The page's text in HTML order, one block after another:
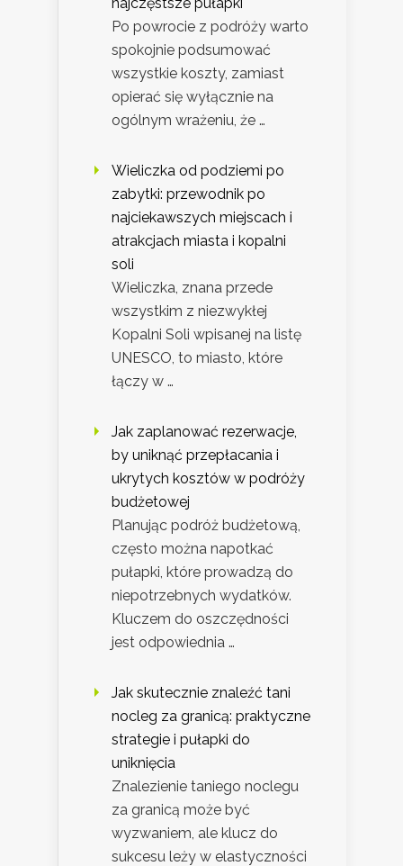
Po powrocie z podróży warto
spokojnie podsumować
wszystkie koszty, zamiast
opierać się wyłącznie na
ogólnym wrażeniu, że …
Wieliczka od podziemi po
zabytki: przewodnik po
najciekawszych miejscach i
atrakcjach miasta i kopalni
soli
Wieliczka, znana przede
wszystkim z niezwykłej
Kopalni Soli wpisanej na listę
UNESCO, to miasto, które
łączy w …
Jak zaplanować rezerwacje,
by uniknąć przepłacania i
ukrytych kosztów w podróży
budżetowej
Planując podróż budżetową,
często można napotkać
pułapki, które prowadzą do
niepotrzebnych wydatków.
Kluczem do oszczędności
jest odpowiednia …
Jak skutecznie znaleźć tani
nocleg za granicą: praktyczne
strategie i pułapki do
uniknięcia
Znalezienie taniego noclegu
za granicą może być
wyzwaniem, ale klucz do
sukcesu leży w elastyczności